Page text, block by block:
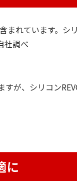
含まれています。シ
社調べ
が、シリコン
に